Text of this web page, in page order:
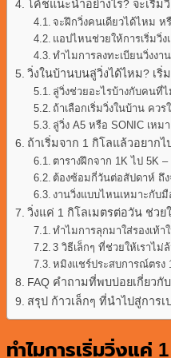
โค้ชแนะนำอย่างไร? จะเริ่ม
จะฝึกวิ่งคนเดียวได้ไหม
แอปไหนช่วยให้การเริ่มวิ่
ทำไมการลงทะเบียนวิ่งง
วิ่งในบ้านบนลู่วิ่งได้ไหม? เริ่
ลู่วิ่งช่วยอะไรบ้างกับคนที่
ถ้าเลือกเริ่มวิ่งในบ้าน คว
ลู่วิ่ง A5 หรือ SONIC เหม
ถ้าเริ่มจาก 1 กิโลแล้วอยาก
ตารางฝึกจาก 1K ไป 5K
ต้องซ้อมกี่วันต่อสัปดาห์ ถึง
งานวิ่งแบบไหนเหมาะกับ
วิ่งแค่ 1 กิโลเมตรต่อวัน ช่วย
ทำไมการลุกมาใส่รองเท้
3 วิธีเล็กๆ ที่ช่วยให้เราไม่
หมิงแชร์ประสบการณ์ตรง
FAQ คำถามที่พบบ่อยเกี่ยวกั
สรุป ก้าวเล็กๆ ที่นำไปสู่การ
ทำไมการเริ่มวิ่งแค่